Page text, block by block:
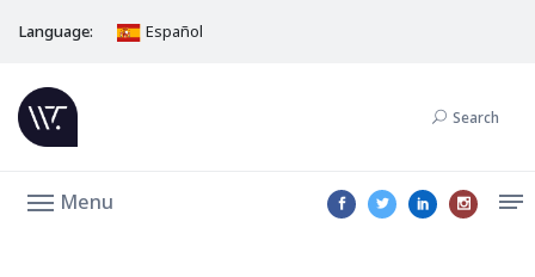
Language: Español
Search
Menu